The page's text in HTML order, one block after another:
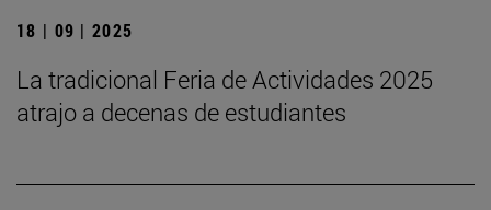
18 | 09 | 2025
La tradicional Feria de Actividades 2025
atrajo a decenas de estudiantes